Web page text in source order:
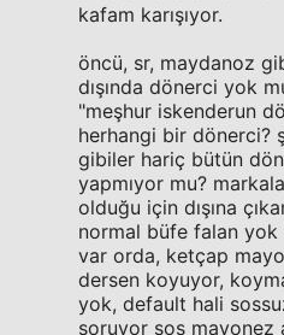
kafam karışıyor.
öncü, sr, maydanoz
dışında dönerci yok
"meşhur iskenderun
herhangi bir dönerci?
gibiler hariç bütün
yapmıyor mu?
olduğu için dışına
normal büfe falan yok
var orda, ketçap
dersen koyuyor,
yok, default hali
soruyor sos mayonez